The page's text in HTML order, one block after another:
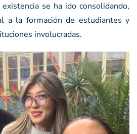
se ha ido consolidando,
a la formación de estudiantes y
involucradas.